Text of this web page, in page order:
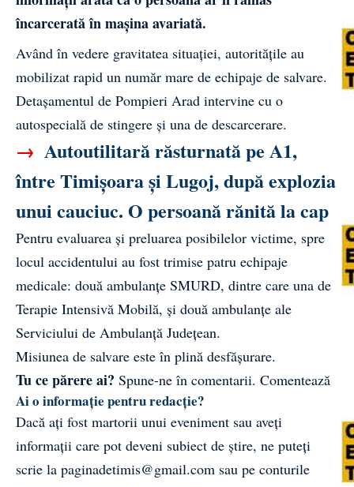
încarcerată în mașina avariată.
Având în vedere gravitatea situației, autoritățile au
mobilizat rapid un număr mare de echipaje de salvare.
Detașamentul de Pompieri Arad intervine cu o
autospecială de stingere și una de descarcerare.
→ Autoutilitară răsturnată pe A1,
între Timișoara și Lugoj, după explozia
unui cauciuc. O persoană rănită la cap
Pentru evaluarea și preluarea posibilelor victime, spre
locul accidentului au fost trimise patru echipaje
medicale: două ambulanțe SMURD, dintre care una de
Terapie Intensivă Mobilă, și două ambulanțe ale
Serviciului de Ambulanță Județean.
Misiunea de salvare este în plină desfășurare.
Tu ce părere ai? Spune-ne în comentarii. Comentează
Ai o informație pentru redacție?
Dacă ați fost martorii unui eveniment sau aveți
informații care pot deveni subiect de știre, ne puteți
scrie la paginadetimis@gmail.com sau pe conturile